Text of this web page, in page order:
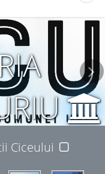
427365
Ciceului